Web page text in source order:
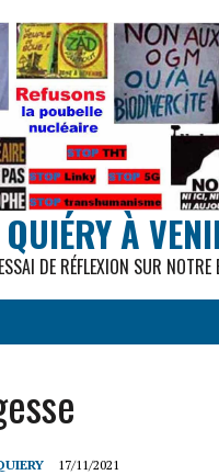
QUIÉRY À
DE RÉFLEXION SUR NOTRE
17/11/2021